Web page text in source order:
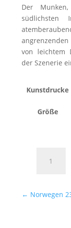
Der
südlichsten
von leichtem
der Szenerie
Kunstdrucke
Größe
← Norwegen